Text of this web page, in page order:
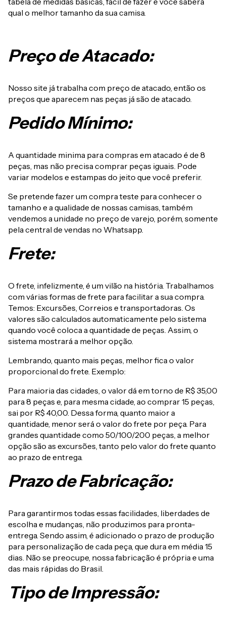
qual o melhor tamanho da sua camisa.
Preço de Atacado:
Nosso site já trabalha com preço de atacado, então os
preços que aparecem nas peças já são de atacado.
Pedido Mínimo:
A quantidade minima para compras em atacado é de 8
peças, mas não precisa comprar peças iguais. Pode
variar modelos e estampas do jeito que você preferir.
Se pretende fazer um compra teste para conhecer o
tamanho e a qualidade de nossas camisas, também
vendemos a unidade no preço de varejo, porém, somente
pela central de vendas no Whatsapp.
Frete:
O frete, infelizmente, é um vilão na história. Trabalhamos
com várias formas de frete para facilitar a sua compra.
Temos: Excursões, Correios e transportadoras. Os
valores são calculados automaticamente pelo sistema
quando você coloca a quantidade de peças. Assim, o
sistema mostrará a melhor opção.
Lembrando, quanto mais peças, melhor fica o valor
proporcional do frete. Exemplo:
Para maioria das cidades, o valor dá em torno de R$ 35,00
para 8 peças e, para mesma cidade, ao comprar 15 peças,
sai por R$ 40,00. Dessa forma, quanto maior a
quantidade, menor será o valor do frete por peça. Para
grandes quantidade como 50/100/200 peças, a melhor
opção são as excursões, tanto pelo valor do frete quanto
ao prazo de entrega.
Prazo de Fabricação:
Para garantirmos todas essas facilidades, liberdades de
escolha e mudanças, não produzimos para pronta-
entrega. Sendo assim, é adicionado o prazo de produção
para personalização de cada peça, que dura em média 15
dias. Não se preocupe, nossa fabricação é própria e uma
das mais rápidas do Brasil.
Tipo de Impressão: